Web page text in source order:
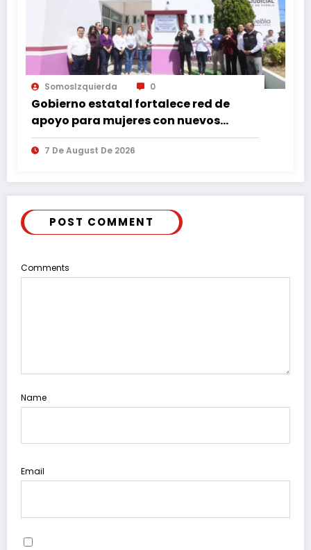
SomosIzquierda 0
Gobierno estatal fortalece red de
apoyo para mujeres con nuevos
espacios de atención en Puebla
7 De August De 2026
POST COMMENT
Comments
Name
Email